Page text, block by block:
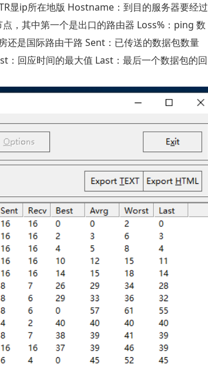
显ip所在地版 Hostname：到目的服务器要经过
，其中第一个是出口的路由器 Loss%：ping 数
还是国际路由干路 Sent：已传送的数据包数量
：回应时间的最大值 Last：最后一个数据包的回